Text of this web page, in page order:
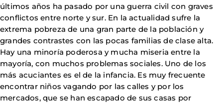
últimos años ha pasado por una guerra civil con graves
conflictos entre norte y sur. En la actualidad sufre la
extrema pobreza de una gran parte de la población y
grandes contrastes con las pocas familias de clase alta.
Hay una minoría poderosa y mucha miseria entre la
mayoría, con muchos problemas sociales. Uno de los
más acuciantes es el de la infancia. Es muy frecuente
encontrar niños vagando por las calles y por los
mercados, que se han escapado de sus casas por